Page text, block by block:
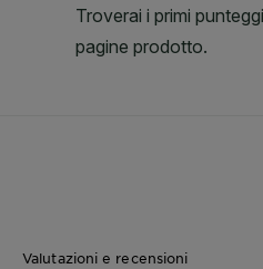
Valutazioni e recensioni